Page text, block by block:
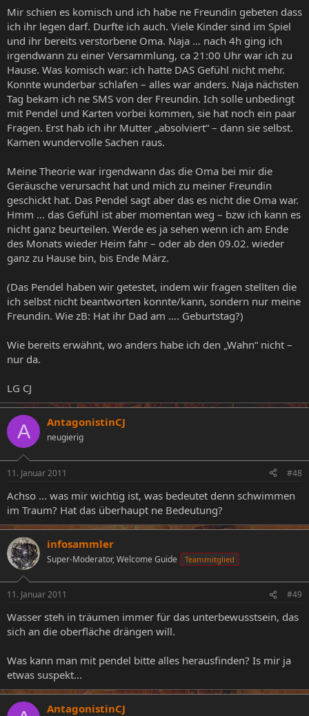
Mir schien es komisch und ich habe ne Freundin gebeten dass
ich ihr legen darf. Durfte ich auch. Viele Kinder sind im Spiel
und ihr bereits verstorbene Oma. Naja … nach 4h ging ich
irgendwann zu einer Versammlung, ca 21:00 Uhr war ich zu
Hause. Was komisch war: ich hatte DAS Gefühl nicht mehr.
Konnte wunderbar schlafen – alles war anders. Naja nächsten
Tag bekam ich ne SMS von der Freundin. Ich solle unbedingt
mit Pendel und Karten vorbei kommen, sie hat noch ein paar
Fragen. Erst hab ich ihr Mutter „absolviert“ – dann sie selbst.
Kamen wundervolle Sachen raus.
Meine Theorie war irgendwann das die Oma bei mir die
Geräusche verursacht hat und mich zu meiner Freundin
geschickt hat. Das Pendel sagt aber das es nicht die Oma war.
Hmm … das Gefühl ist aber momentan weg – bzw ich kann es
nicht ganz beurteilen. Werde es ja sehen wenn ich am Ende
des Monats wieder Heim fahr – oder ab den 09.02. wieder
ganz zu Hause bin, bis Ende März.
(Das Pendel haben wir getestet, indem wir fragen stellten die
ich selbst nicht beantworten konnte/kann, sondern nur meine
Freundin. Wie zB: Hat ihr Dad am …. Geburtstag?)
Wie bereits erwähnt, wo anders habe ich den „Wahn“ nicht –
nur da.
LG CJ
A AntagonistinCJ
neugierig
11. Januar 2011 #48
Achso ... was mir wichtig ist, was bedeutet denn schwimmen
im Traum? Hat das überhaupt ne Bedeutung?
infosammler
Super-Moderator, Welcome Guide Teammitglied
11. Januar 2011 #49
Wasser steh in träumen immer für das unterbewusstsein, das
sich an die oberfläche drängen will.
Was kann man mit pendel bitte alles herausfinden? Is mir ja
etwas suspekt...
AntagonistinCJ